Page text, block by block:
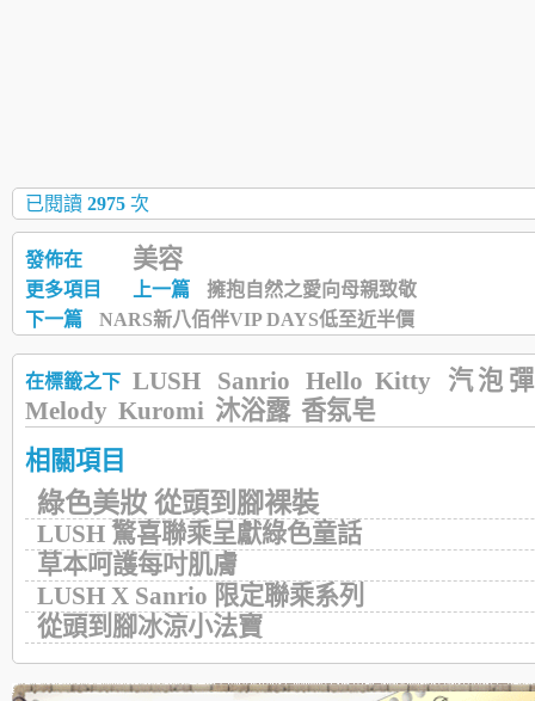
已閱讀 2975 次
發佈在 美容
更多項目 上一篇
擁抱自然之愛向母親致敬
下一篇
NARS新八佰伴VIP DAYS低至近半價
在標籤之下 LUSH Sanrio Hello Kitty
汽泡
Melody Kuromi 沐浴露 香氛皂
相關項目
綠色美妝 從頭到腳裸裝
LUSH 驚喜聯乘呈獻綠色童話
草本呵護每吋肌膚
LUSH X Sanrio 限定聯乘系列
從頭到腳冰涼小法寶